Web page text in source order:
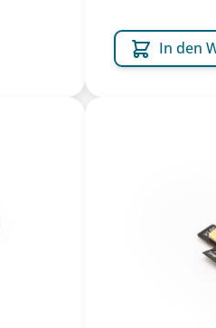
In den